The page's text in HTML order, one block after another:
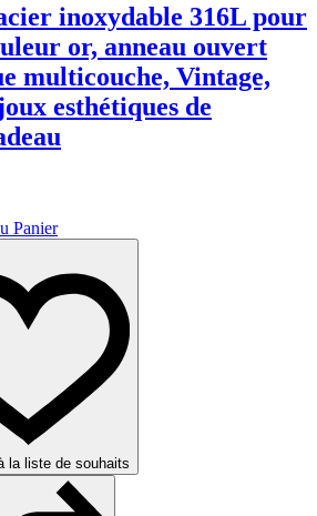
inoxydable 316L pour
or, anneau ouvert
multicouche, Vintage,
esthétiques de
PanierCe
produit
plusieurs
variations.
options
peuvent
être
choisies
sur
page
du
produit
la liste de souhaits